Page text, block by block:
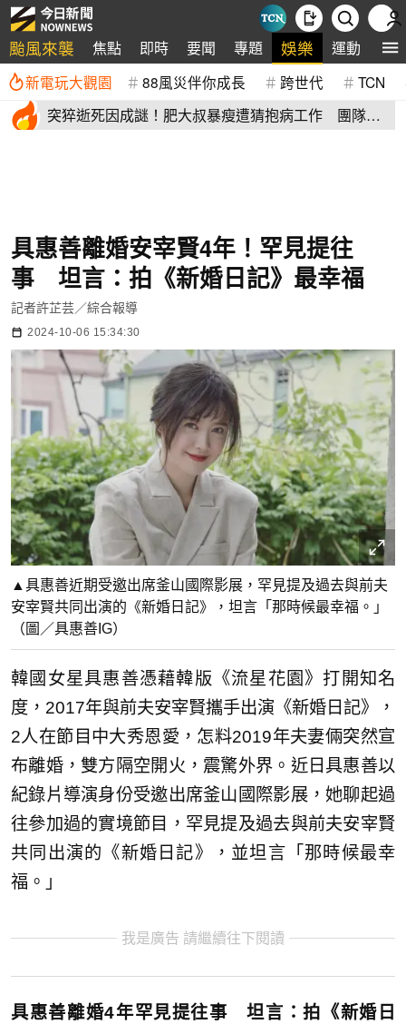
颱風來襲 焦點 即時 要聞 專題 娛樂 運動 全
新電玩大觀園 88風災伴你成長 跨世代 TCN
突猝逝死因成謎！肥大叔暴瘦遭猜抱病工作 團隊宣
具惠善離婚安宰賢4年！罕見提往
事 坦言：拍《新婚日記》最幸福
記者許芷芸／綜合報導
2024-10-06 15:34:30
▲具惠善近期受邀出席釜山國際影展，罕見提及過去與前夫
安宰賢共同出演的《新婚日記》，坦言「那時候最幸福。」
（圖／具惠善IG）
韓國女星具惠善憑藉韓版《流星花園》打開知名
度，2017年與前夫安宰賢攜手出演《新婚日記》，
2人在節目中大秀恩愛，怎料2019年夫妻倆突然宣
布離婚，雙方隔空開火，震驚外界。近日具惠善以
紀錄片導演身份受邀出席釜山國際影展，她聊起過
往參加過的實境節目，罕見提及過去與前夫安宰賢
共同出演的《新婚日記》，並坦言「那時候最幸
福。」
我是廣告 請繼續往下閱讀
具惠善離婚4年罕見提往事 坦言：拍《新婚日